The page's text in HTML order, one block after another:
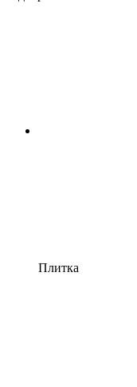
Плитка